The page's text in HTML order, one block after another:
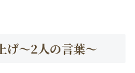
げ～2人の言葉～